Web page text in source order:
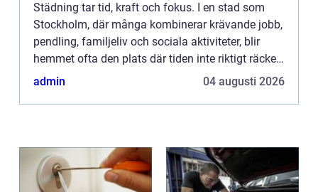
Städning tar tid, kraft och fokus. I en stad som
Stockholm, där många kombinerar krävande jobb,
pendling, familjeliv och sociala aktiviteter, blir
hemmet ofta den plats där tiden inte riktigt räcker
till. Samtidigt p&ar...
admin 04 augusti 2026